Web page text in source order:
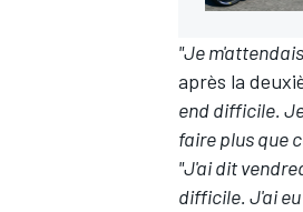
"Je
après la
end difficile.
faire plus que
"J'ai dit
difficile. J'ai